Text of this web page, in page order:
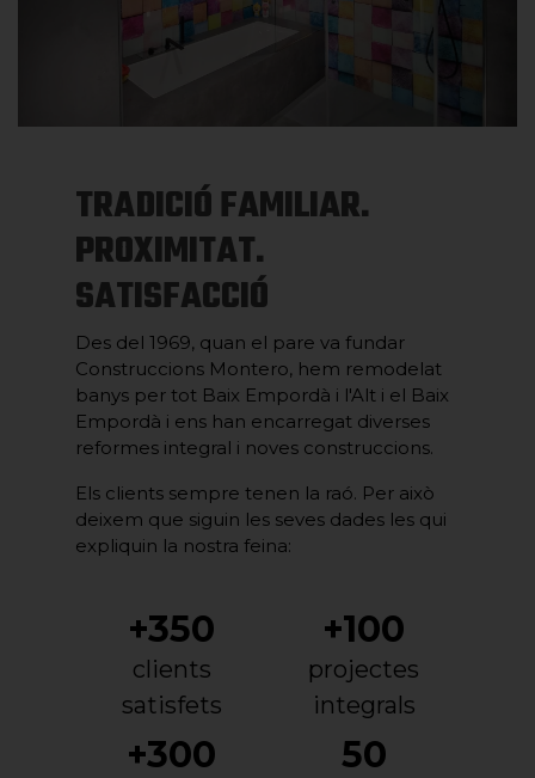
TRADICIÓ FAMILIAR.
PROXIMITAT.
SATISFACCIÓ
Des del 1969, quan el pare va fundar
Construccions Montero, hem remodelat
banys per tot Baix Empordà i l'Alt i el Baix
Empordà i ens han encarregat diverses
reformes integral i noves construccions.
Els clients sempre tenen la raó. Per això
deixem que siguin les seves dades les qui
expliquin la nostra feina:
+350
clients
satisfets
+100
projectes
integrals
+300 50